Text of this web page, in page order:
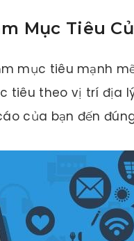
Mục Tiêu
mục tiêu mạnh
tiêu theo vị trí địa
của bạn đến